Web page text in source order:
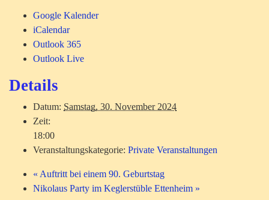
Google Kalender
iCalendar
Outlook 365
Outlook Live
Details
Datum: Samstag, 30. November 2024
Zeit:
18:00
Veranstaltungskategorie: Private Veranstaltungen
« Auftritt bei einem 90. Geburtstag
Nikolaus Party im Keglerstüble Ettenheim »